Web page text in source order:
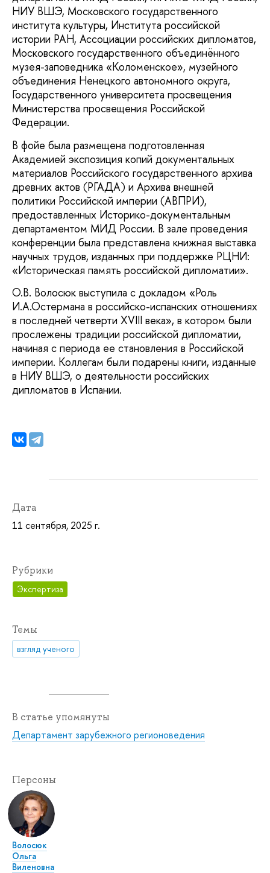
НИУ ВШЭ, Московского государственного
института культуры, Института российской
истории РАН, Ассоциации российских дипломатов,
Московского государственного объединённого
музея-заповедника «Коломенское», музейного
объединения Ненецкого автономного округа,
Государственного университета просвещения
Министерства просвещения Российской
Федерации.
В фойе была размещена подготовленная
Академией экспозиция копий документальных
материалов Российского государственного архива
древних актов (РГАДА) и Архива внешней
политики Российской империи (АВПРИ),
предоставленных Историко-документальным
департаментом МИД России. В зале проведения
конференции была представлена книжная выставка
научных трудов, изданных при поддержке РЦНИ:
«Историческая память российской дипломатии».
О.В. Волосюк выступила с докладом «Роль
И.А.Остермана в российско-испанских отношениях
в последней четверти XVIII века», в котором были
прослежены традиции российской дипломатии,
начиная с периода ее становления в Российской
империи. Коллегам были подарены книги, изданные
в НИУ ВШЭ, о деятельности российских
дипломатов в Испании.
Дата
11 сентября, 2025 г.
Рубрики
Экспертиза
Темы
взгляд ученого
В статье упомянуты
Департамент зарубежного регионоведения
Персоны
Волосюк
Ольга
Виленовна